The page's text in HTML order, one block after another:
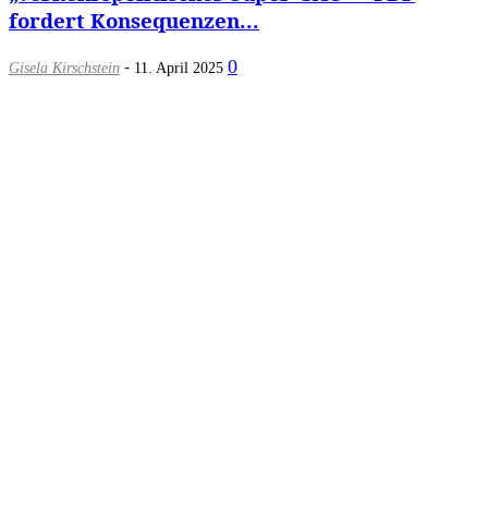
fordert Konsequenzen...
Gisela Kirschstein - 11. April 2025 0